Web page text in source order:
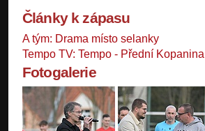
Články k zápasu
A tým: Drama místo selanky
Tempo TV: Tempo - Přední Kopanina
Fotogalerie